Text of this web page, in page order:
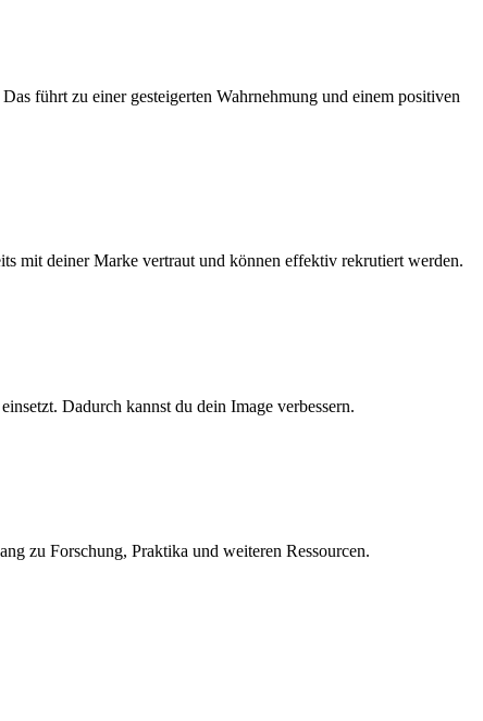
führt zu einer gesteigerten Wahrnehmung und einem positiven
mit deiner Marke vertraut und können effektiv rekrutiert werden.
Dadurch kannst du dein Image verbessern.
zu Forschung, Praktika und weiteren Ressourcen.